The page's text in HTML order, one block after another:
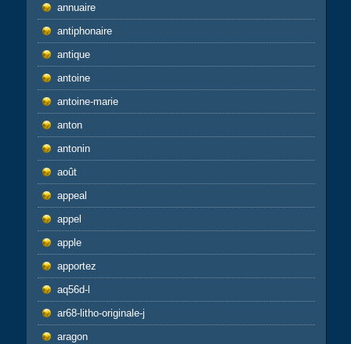
annuaire
antiphonaire
antique
antoine
antoine-marie
anton
antonin
août
appeal
appel
apple
apportez
aq56d-l
ar68-litho-originale-j
aragon